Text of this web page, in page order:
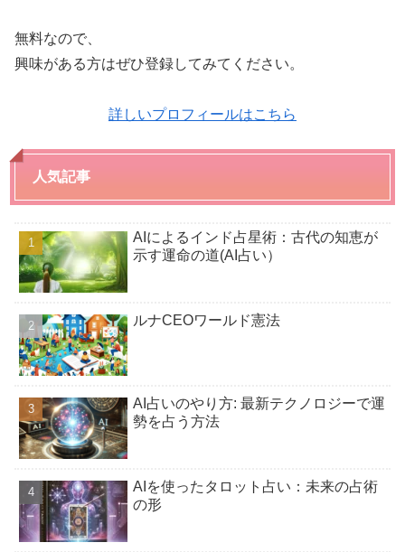
無料なので、
興味がある方はぜひ登録してみてください。
詳しいプロフィールはこちら
人気記事
AIによるインド占星術：古代の知恵が
示す運命の道(AI占い）
ルナCEOワールド憲法
AI占いのやり方: 最新テクノロジーで運
勢を占う方法
AIを使ったタロット占い：未来の占術
の形